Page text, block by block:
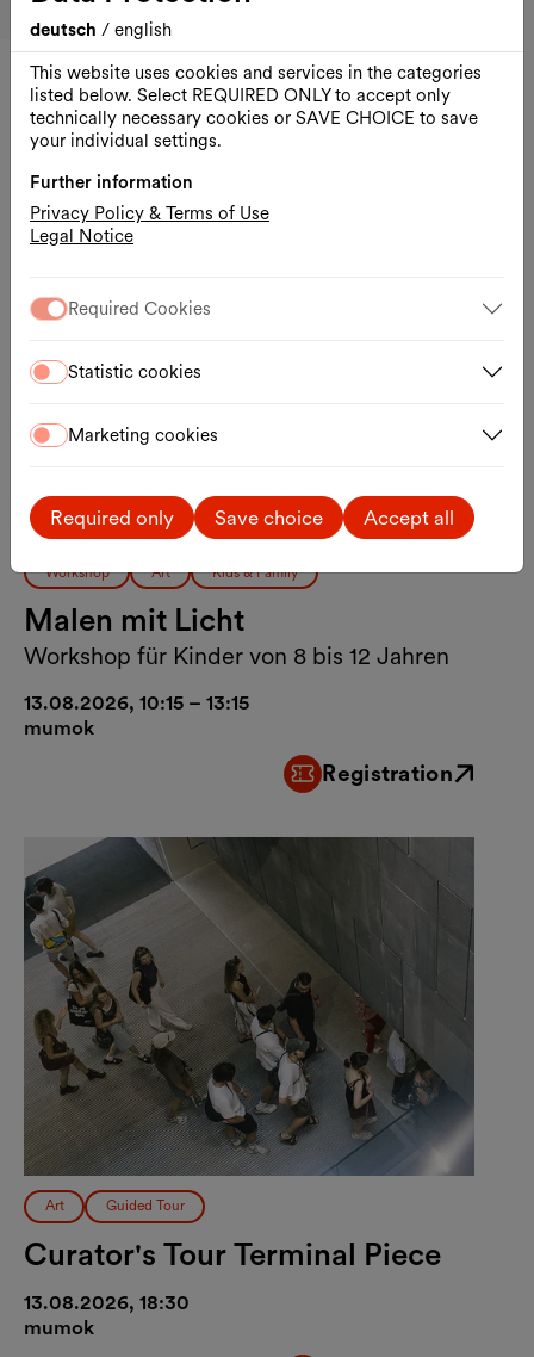
Other events
Workshop Art Kids & Family
Malen mit Licht
Workshop für Kinder von 8 bis 12 Jahren
13.08.2026, 10:15 – 13:15
mumok
Registration
External link
Art Guided Tour
Curator's Tour Terminal Piece
13.08.2026, 18:30
mumok
deutsch / english
This website uses cookies and services in the categories
listed below. Select REQUIRED ONLY to accept only
technically necessary cookies or SAVE CHOICE to save
your individual settings.
Further information
Privacy Policy & Terms of Use
Legal Notice
Required Cookies
Statistic cookies
Marketing cookies
Required only Save choice Accept all